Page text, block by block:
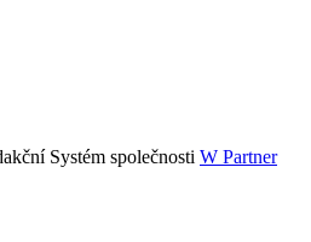
Systém společnosti W Partner